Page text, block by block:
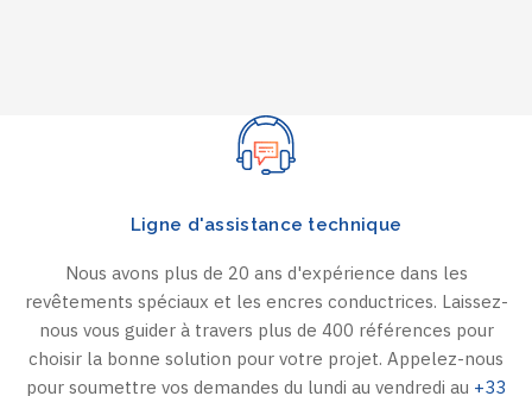
Ligne d'assistance technique
Nous avons plus de 20 ans d'expérience dans les
revêtements spéciaux et les encres conductrices. Laissez-
nous vous guider à travers plus de 400 références pour
choisir la bonne solution pour votre projet. Appelez-nous
pour soumettre vos demandes du lundi au vendredi au +33